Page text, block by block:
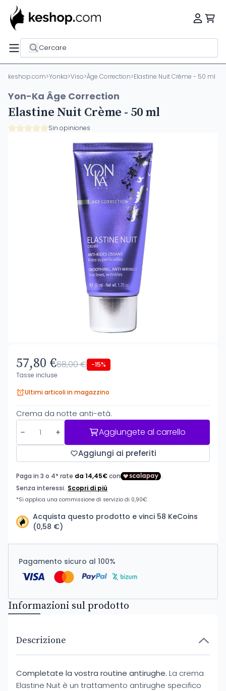
Cercare
keshop.com>Yonka>Viso>Âge Correction>Elastine Nuit Crème - 50 ml
Yon-Ka Âge Correction
Elastine Nuit Crème - 50 ml
Sin opiniones
57,80 €68,00 € -15%
Tasse incluse
Ultimi articoli in magazzino
Crema da notte anti-età.
Aggiungete al carrello
Aggiungi ai preferiti
Acquista questo prodotto e vinci 58 KeCoins
(0,58 €)
Pagamento sicuro al 100%
Informazioni sul prodotto
Descrizione
Completate la vostra routine antirughe. La crema
Elastine Nuit è un trattamento antirughe specifico